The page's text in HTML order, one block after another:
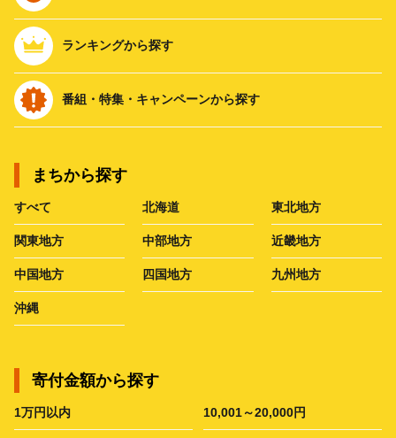
ランキングから探す
番組・特集・キャンペーンから探す
まちから探す
すべて 北海道 東北地方
関東地方 中部地方 近畿地方
中国地方 四国地方 九州地方
沖縄
寄付金額から探す
1万円以内 10,001～20,000円